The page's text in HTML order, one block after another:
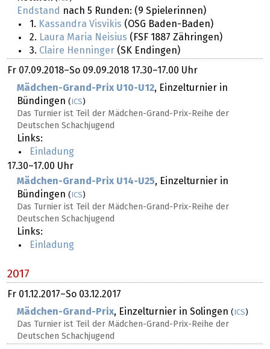
Endstand nach 5 Runden: (9 Spielerinnen)
1. Kassandra Visvikis (OSG Baden-Baden)
2. Laura Maria Neisius (FSF 1887 Zähringen)
3. Claire Henninger(SK Endingen)
Fr 07.09.2018–So 09.09.2018 17.30–17.00 Uhr
Mädchen-Grand-Prix U10-U12, Einzelturnier in
Bündingen ( ICS)
Das Turnier ist Teil der Mädchen-Grand-Prix-Reihe der
Deutschen Schachjugend
Links:
Einladung
17.30–17.00 Uhr
Mädchen-Grand-Prix U14-U25, Einzelturnier in
Bündingen ( ICS)
Das Turnier ist Teil der Mädchen-Grand-Prix-Reihe der
Deutschen Schachjugend
Links:
Einladung
2017
Fr 01.12.2017–So 03.12.2017
Mädchen-Grand-Prix, Einzelturnier in Solingen ( ICS)
Das Turnier ist Teil der Mädchen-Grand-Prix-Reihe der
Deutschen Schachjugend